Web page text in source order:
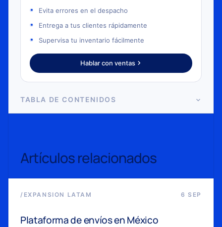
Evita errores en el despacho
Entrega a tus clientes rápidamente
Supervisa tu inventario fácilmente
Hablar con ventas
TABLA DE CONTENIDOS
Artículos relacionados
/ EXPANSION LATAM 6 SEP
Plataforma de envíos en México